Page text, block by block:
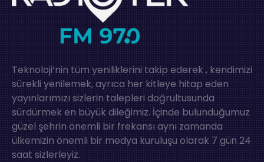
Teknoloji’nin tüm yeniliklerini takip ederek , kendimizi
sürekli yenilemek, ayrıca her kitleye hitap eden
yayınlarımızı sizlerin talepleri doğrultusunda
sürdürmek en büyük dileğimiz. İçinde bulunduğumuz
güzel şehrin önemli bir frekansı aynı zamanda
ülkemizin önemli bir medya kuruluşu olarak 7 gün 24
saat sizlerleyiz.